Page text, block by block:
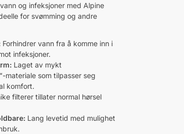
og infeksjoner med Alpine
for svømming og andre
Forhindrer vann fra å komme inn i
infeksjoner.
Laget av mykt
materiale som tilpasser seg
komfort.
filterer tillater normal hørsel
Lang levetid med mulighet